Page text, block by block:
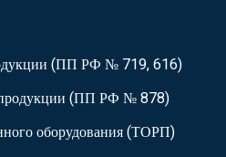
(ПП РФ № 719, 616)
продукции (ПП РФ № 878)
оборудования (ТОРП)